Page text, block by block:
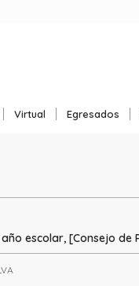
Virtual Egresados
escolar, [Consejo de